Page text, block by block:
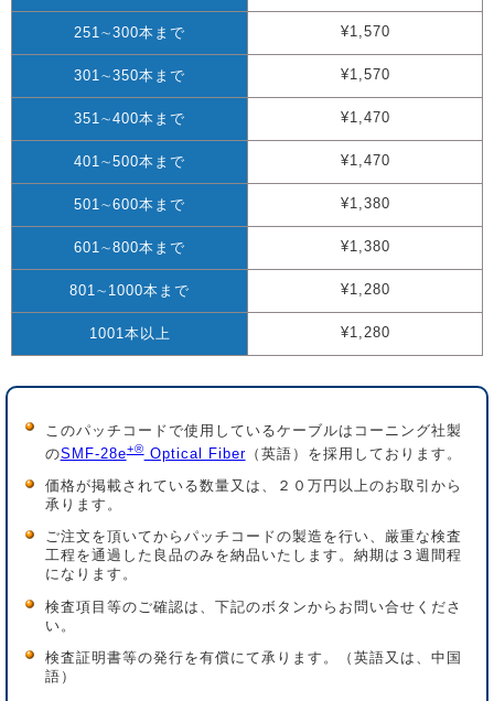
251∼300本まで ¥1,570
301∼350本まで ¥1,570
351∼400本まで ¥1,470
401∼500本まで ¥1,470
501∼600本まで ¥1,380
601∼800本まで ¥1,380
801∼1000本まで ¥1,280
1001本以上 ¥1,280
このパッチコードで使用しているケーブルはコーニング社製
のSMF-28e+®Optical Fiber（英語）を採用しております。
価格が掲載されている数量又は、２０万円以上のお取引から
承ります。
ご注文を頂いてからパッチコードの製造を行い、厳重な検査
工程を通過した良品のみを納品いたします。納期は３週間程
になります。
検査項目等のご確認は、下記のボタンからお問い合せくださ
い。
検査証明書等の発行を有償にて承ります。（英語又は、中国
語）